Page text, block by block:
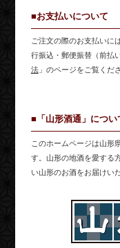
■お支払いについて
ご注文の際のお支払いに
行振込・郵便振替（前払
法」のページをご覧くださ
■「山形酒通」につい
このホームページは山形
す。山形の地酒を愛する
い山形のお酒をお届けい